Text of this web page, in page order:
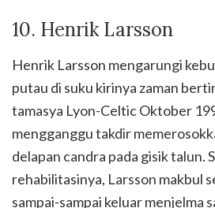
10. Henrik Larsson
Henrik Larsson mengarungi
putau di suku kirinya zaman
tamasya Lyon-Celtic Oktober
mengganggu takdir
delapan candra pada gisik talun.
rehabilitasinya, Larsson makbul
sampai-sampai keluar menjelma